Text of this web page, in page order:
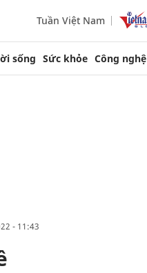
Tuần Việt Nam
sống Sức khỏe Công nghệ
- 11:43